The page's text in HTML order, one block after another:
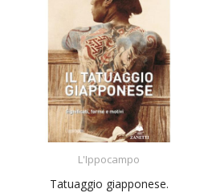
L'Ippocampo
Tatuaggio giapponese.